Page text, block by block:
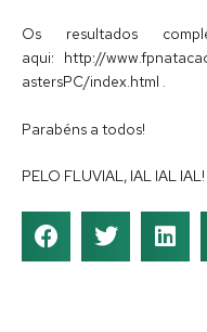
Os resultados
aqui: http://
astersPC/index.html .
Parabéns a todos!
PELO FLUVIAL, IAL IAL IAL!